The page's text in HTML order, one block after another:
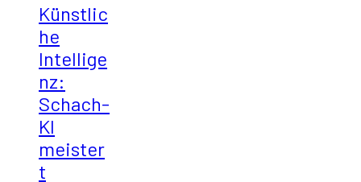
Künstlic
he
Intellige
nz:
Schach-
KI
meister
t